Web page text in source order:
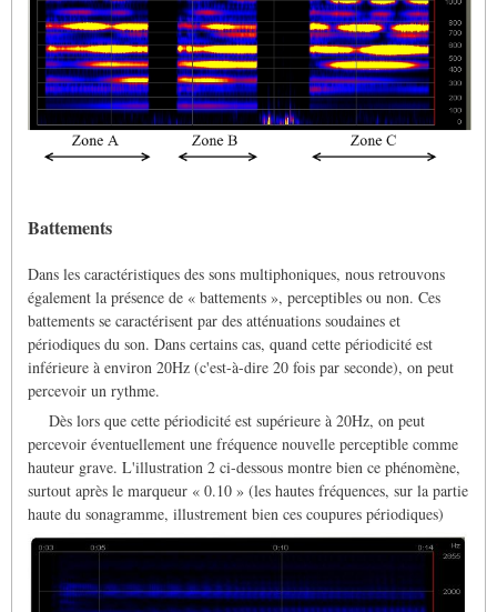
Battements
Dans les caractéristiques des sons multiphoniques, nous retrouvons
également la présence de « battements », perceptibles ou non. Ces
battements se caractérisent par des atténuations soudaines et
périodiques du son. Dans certains cas, quand cette périodicité est
inférieure à environ 20Hz (c'est-à-dire 20 fois par seconde), on peut
percevoir un rythme.
Dès lors que cette périodicité est supérieure à 20Hz, on peut
percevoir éventuellement une fréquence nouvelle perceptible comme
hauteur grave. L'illustration 2 ci-dessous montre bien ce phénomène,
surtout après le marqueur « 0.10 » (les hautes fréquences, sur la partie
haute du sonagramme, illustrement bien ces coupures périodiques)